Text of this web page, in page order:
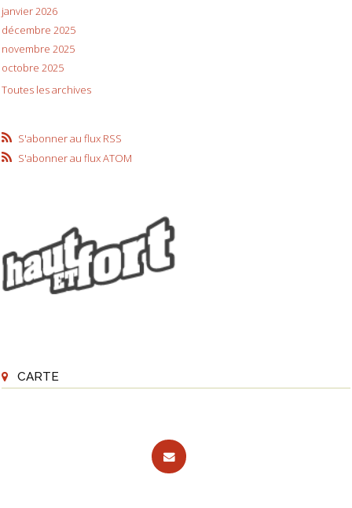
janvier 2026
décembre 2025
novembre 2025
octobre 2025
Toutes les archives
S'abonner au flux RSS
S'abonner au flux ATOM
CARTE